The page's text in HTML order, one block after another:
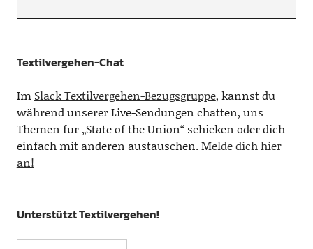
Textilvergehen-Chat
Im Slack Textilvergehen-Bezugsgruppe, kannst du
während unserer Live-Sendungen chatten, uns
Themen für „State of the Union“ schicken oder dich
einfach mit anderen austauschen.Melde dich hier
an!
Unterstützt Textilvergehen!